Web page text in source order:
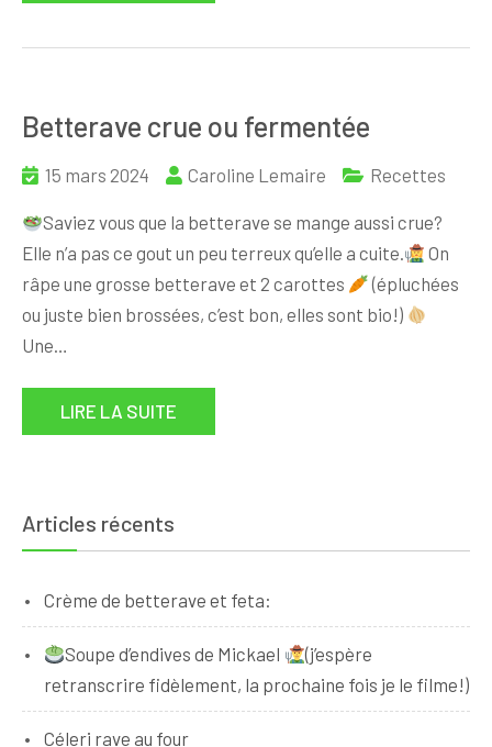
Betterave crue ou fermentée
15 mars 2024 Caroline Lemaire Recettes
Saviez vous que la betterave se mange aussi crue?
Elle n’a pas ce gout un peu terreux qu’elle a cuite.
On
râpe une grosse betterave et 2 carottes
(épluchées
ou juste bien brossées, c’est bon, elles sont bio!)
Une…
LIRE LA SUITE
Articles récents
Crème de betterave et feta:
Soupe d’endives de Mickael
(j’espère
retranscrire fidèlement, la prochaine fois je le filme!)
Céleri rave au four